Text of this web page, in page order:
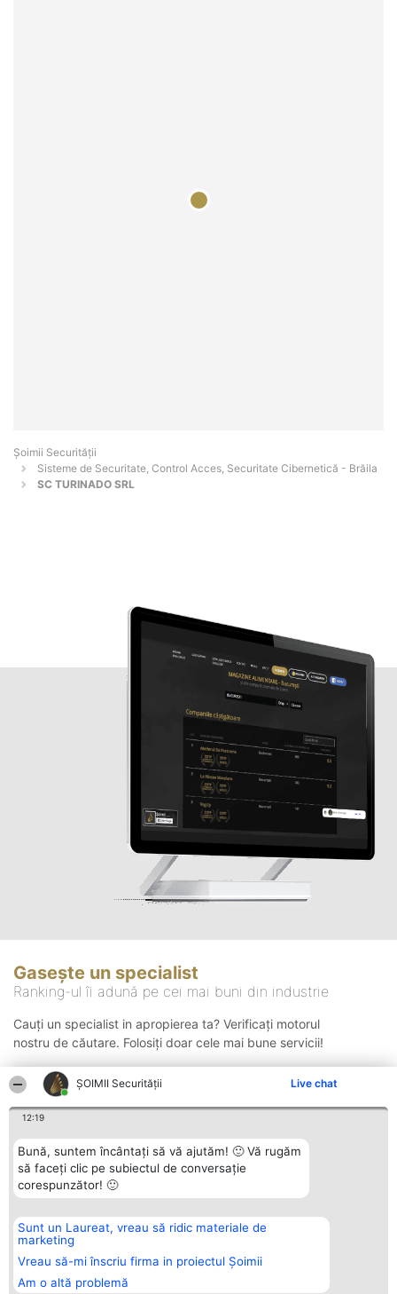
ȘOIMII Securității Live chat
12:19
Bună, suntem încântați să vă ajutăm! 🙂 Vă rugăm
să faceți clic pe subiectul de conversație
corespunzător! 🙂
Sunt un Laureat, vreau să ridic materiale de
marketing
Vreau să-mi înscriu firma in proiectul Șoimii
Am o altă problemă
Șoimii Securității
Sisteme de Securitate, Control Acces, Securitate Cibernetică - Brăila
SC TURINADO SRL
Gasește un specialist
Ranking-ul îi adună pe cei mai buni din industrie
Cauți un specialist in apropierea ta? Verificați motorul
nostru de căutare. Folosiți doar cele mai bune servicii!
Organizator Ranking
BRIGHT SOLUTIONS BR SRL
Aleea Timisul De Sus 2 Bl. A30
Sc. A Et. 4 Ap. 13 Cod 061952
București
Plebiscyt
Lista Tuturor
Laureaților
Contact